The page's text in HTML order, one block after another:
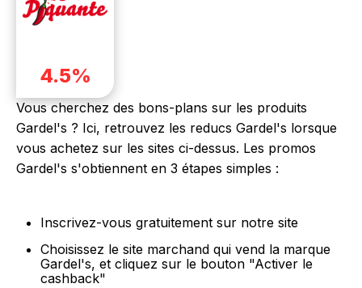
4.5%
Vous cherchez des bons-plans sur les produits
Gardel's ? Ici, retrouvez les reducs Gardel's lorsque
vous achetez sur les sites ci-dessus. Les promos
Gardel's s'obtiennent en 3 étapes simples :
Inscrivez-vous gratuitement sur notre site
Choisissez le site marchand qui vend la marque
Gardel's, et cliquez sur le bouton "Activer le
cashback"